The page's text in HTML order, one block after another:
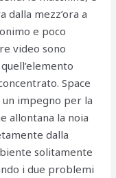
dalla mezz’ora a
e poco
video sono
Space
un impegno per la
allontana la noia
dalla
solitamente
i due problemi